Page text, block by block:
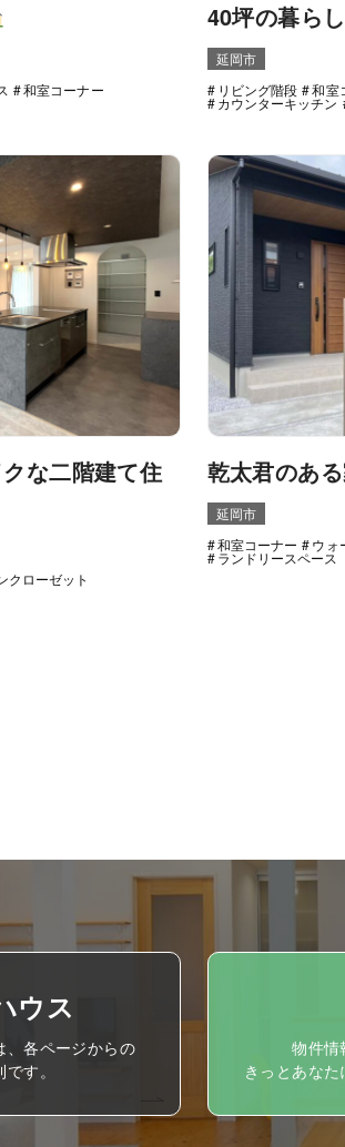
和室コーナー
40坪の暮らし
延岡市
リビング階段
和室
カウンターキッチン
な二階建て住
クローゼット
乾太君のあ
延岡市
和室コーナー
ウォ
ランドリースペース
ウス
、各ページからの
す。
物件情
きっとあなた